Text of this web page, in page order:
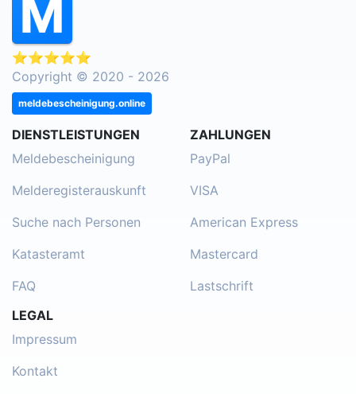
⭐⭐⭐⭐⭐
Copyright © 2020 - 2026
meldebescheinigung.online
DIENSTLEISTUNGEN
Meldebescheinigung
Melderegisterauskunft
Suche nach Personen
Katasteramt
FAQ
ZAHLUNGEN
PayPal
VISA
American Express
Mastercard
Lastschrift
LEGAL
Impressum
Kontakt